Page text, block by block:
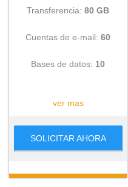
Transferencia: 80 GB
Cuentas de e-mail: 60
Bases de datos: 10
ver mas
SOLICITAR AHORA